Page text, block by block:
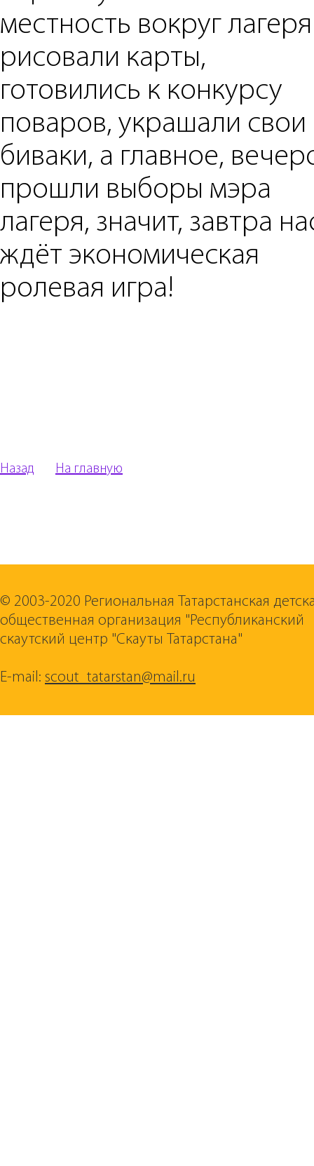
местность вокруг
рисовали карты,
готовились к конкурсу
поваров, украшали свои
биваки, а главное,
прошли выборы мэра
лагеря, значит, завтра
ждёт экономическая
ролевая игра!
Назад На главную
© 2003-2020 Региональная Татарстанская
общественная организация "Республиканский
скаутский центр "Скауты Татарстана"
E-mail: scout_tatarstan@mail.ru